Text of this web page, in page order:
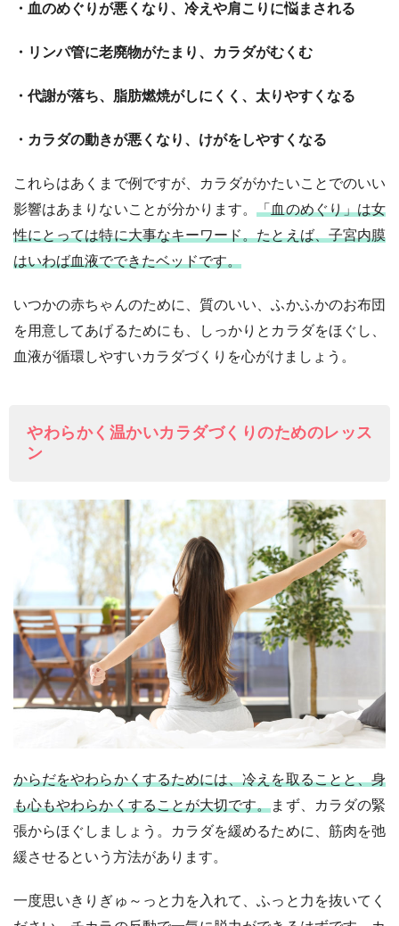
・血のめぐりが悪くなり、冷えや肩こりに悩まされる
・リンパ管に老廃物がたまり、カラダがむくむ
・代謝が落ち、脂肪燃焼がしにくく、太りやすくなる
・カラダの動きが悪くなり、けがをしやすくなる
これらはあくまで例ですが、カラダがかたいことでのいい
影響はあまりないことが分かります。「血のめぐり」は女
性にとっては特に大事なキーワード。たとえば、子宮内膜
はいわば血液でできたベッドです。
いつかの赤ちゃんのために、質のいい、ふかふかのお布団
を用意してあげるためにも、しっかりとカラダをほぐし、
血液が循環しやすいカラダづくりを心がけましょう。
やわらかく温かいカラダづくりのためのレッス
ン
からだをやわらかくするためには、冷えを取ることと、身
も心もやわらかくすることが大切です。まず、カラダの緊
張からほぐしましょう。カラダを緩めるために、筋肉を弛
緩させるという方法があります。
一度思いきりぎゅ～っと力を入れて、ふっと力を抜いてく